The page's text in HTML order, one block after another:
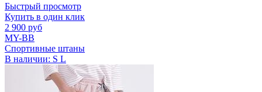
Быстрый просмотр
Купить в один клик
2 900 руб
MY-BB
Спортивные штаны
В наличии: S L